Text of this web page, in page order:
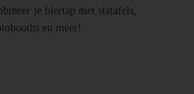
je biertap met statafels,
en meer!